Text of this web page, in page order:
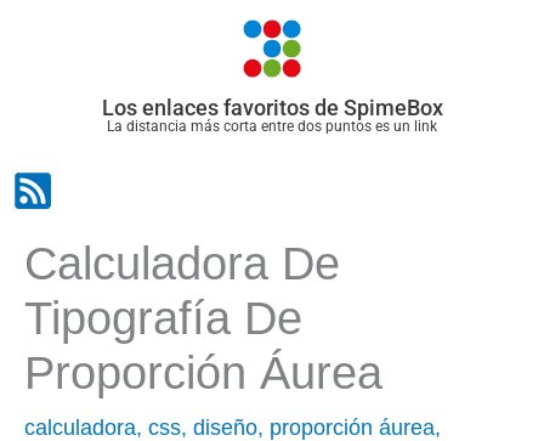
Los enlaces favoritos de SpimeBox
La distancia más corta entre dos puntos es un link
Calculadora De
Tipografía De
Proporción Áurea
calculadora, css, diseño, proporción áurea,